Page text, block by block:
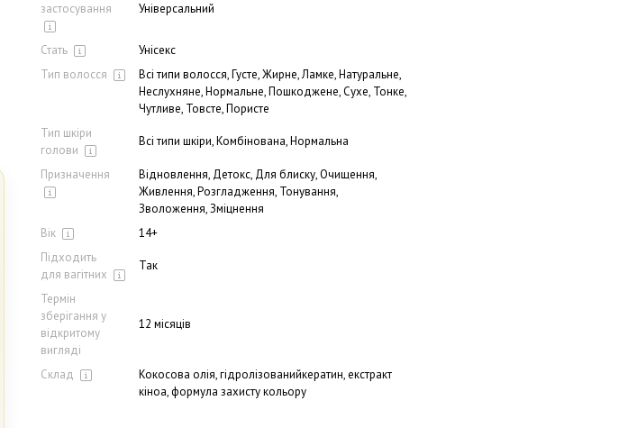
застосування
Універсальний
Стать
Унісекс
Тип волосся
Всі типи волосся, Густе, Жирне, Ламке, Натуральне,
Неслухняне, Нормальне, Пошкоджене, Сухе, Тонке,
Чутливе, Товсте, Пористе
Тип шкіри
голови
Всі типи шкіри, Комбінована, Нормальна
Призначення
Відновлення, Детокс, Для блиску, Очищення,
Живлення, Розгладження, Тонування,
Зволоження, Зміцнення
Вік
14+
Підходить
для вагітних
Так
Термін
зберігання у
відкритому
вигляді
12 місяців
Склад
Кокосова олія, гідролізованийкератин, екстракт
кіноа, формула захисту кольору